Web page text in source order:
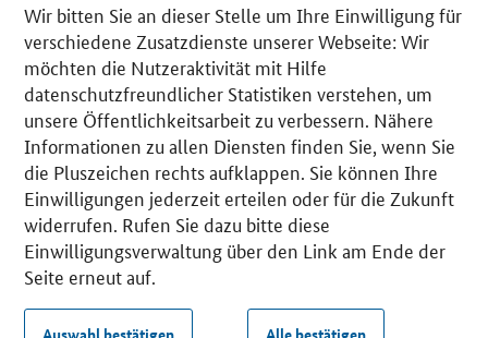
Wir bitten Sie an dieser Stelle um Ihre Einwilligung für
verschiedene Zusatzdienste unserer Webseite: Wir
möchten die Nutzeraktivität mit Hilfe
datenschutzfreundlicher Statistiken verstehen, um
unsere Öffentlichkeitsarbeit zu verbessern. Nähere
Informationen zu allen Diensten finden Sie, wenn Sie
die Pluszeichen rechts aufklappen. Sie können Ihre
Einwilligungen jederzeit erteilen oder für die Zukunft
widerrufen. Rufen Sie dazu bitte diese
Einwilligungsverwaltung über den Link am Ende der
Seite erneut auf.
Auswahl bestätigen Alle bestätigen